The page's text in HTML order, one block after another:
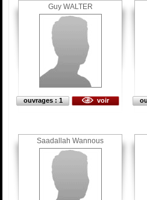
Guy WALTER
ouvrages : 1 voir
Saadallah Wannous